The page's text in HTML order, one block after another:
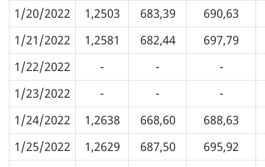
1/20/2022
1,2503 683,39
690,63
1/21/2022
1,2581 682,44
697,79
1/22/2022
- -
-
1/23/2022
- -
-
1/24/2022
1,2638 668,60
688,63
1/25/2022
1,2629 687,50
695,92